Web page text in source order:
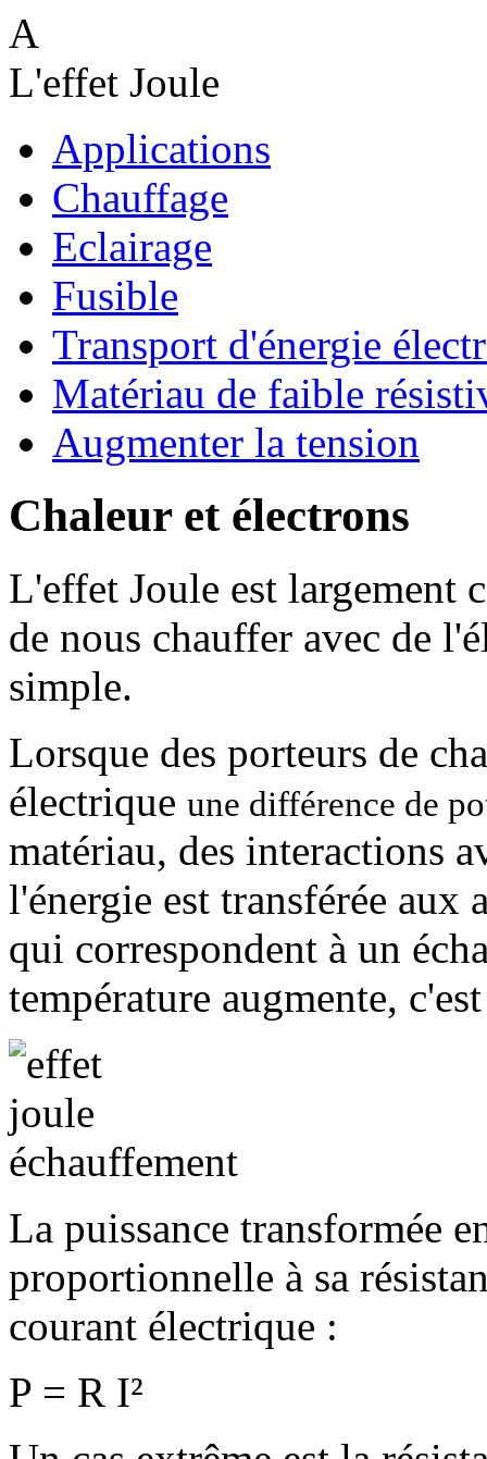
A
L'effet Joule
Applications
Chauffage
Eclairage
Fusible
Transport d'énergie
Matériau de faible
Augmenter la tension
Chaleur et électrons
L'effet Joule est largement
de nous chauffer avec de
simple.
Lorsque des porteurs de
électrique une différence de
matériau, des interactions
l'énergie est transférée aux
qui correspondent à un
température augmente,
La puissance transformée
proportionnelle à sa
courant électrique :
P = R I²